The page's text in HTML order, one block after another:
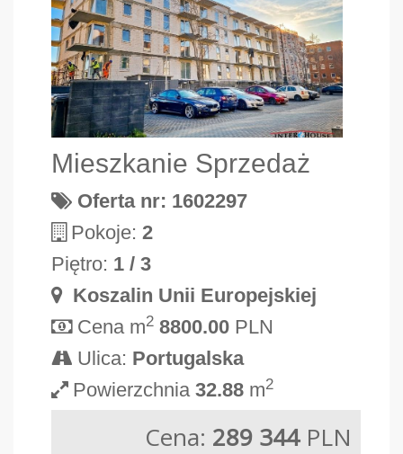
Mieszkanie Sprzedaż
Oferta nr: 1602297
Pokoje:2
Piętro: 1 / 3
Koszalin Unii Europejskiej
Cena m2 8800.00 PLN
Ulica: Portugalska
Powierzchnia32.88 m2
Cena: 289 344 PLN